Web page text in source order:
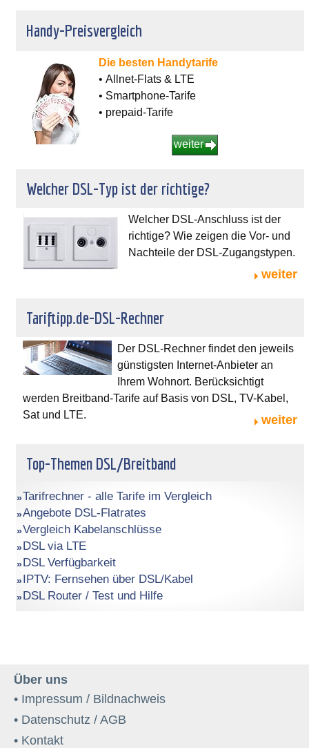
Handy-Preisvergleich
Die besten Handytarife
• Allnet-Flats & LTE
• Smartphone-Tarife
• prepaid-Tarife
weiter
Welcher DSL-Typ ist der richtige?
Welcher DSL-Anschluss ist der
richtige? Wie zeigen die Vor- und
Nachteile der DSL-Zugangstypen.
weiter
Tariftipp.de-DSL-Rechner
Der DSL-Rechner findet den jeweils
günstigsten Internet-Anbieter an
Ihrem Wohnort. Berücksichtigt
werden Breitband-Tarife auf Basis von DSL, TV-Kabel,
Sat und LTE.
weiter
Top-Themen DSL/Breitband
Tarifrechner - alle Tarife im Vergleich
Angebote DSL-Flatrates
Vergleich Kabelanschlüsse
DSL via LTE
DSL Verfügbarkeit
IPTV: Fernsehen über DSL/Kabel
DSL Router / Test und Hilfe
Über uns
• Impressum / Bildnachweis
• Datenschutz / AGB
• Kontakt